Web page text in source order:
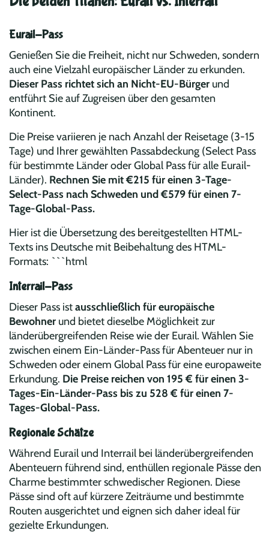
Eurail-Pass
Genießen Sie die Freiheit, nicht nur Schweden, sondern
auch eine Vielzahl europäischer Länder zu erkunden.
Dieser Pass richtet sich an Nicht-EU-Bürger und
entführt Sie auf Zugreisen über den gesamten
Kontinent.
Die Preise variieren je nach Anzahl der Reisetage (3-15
Tage) und Ihrer gewählten Passabdeckung (Select Pass
für bestimmte Länder oder Global Pass für alle Eurail-
Länder). Rechnen Sie mit €215 für einen 3-Tage-
Select-Pass nach Schweden und €579 für einen 7-
Tage-Global-Pass.
Hier ist die Übersetzung des bereitgestellten HTML-
Texts ins Deutsche mit Beibehaltung des HTML-
Formats: ```html
Interrail-Pass
Dieser Pass istausschließlich für europäische
Bewohner und bietet dieselbe Möglichkeit zur
länderübergreifenden Reise wie der Eurail. Wählen Sie
zwischen einem Ein-Länder-Pass für Abenteuer nur in
Schweden oder einem Global Pass für eine europaweite
Erkundung. Die Preise reichen von 195 € für einen 3-
Tages-Ein-Länder-Pass bis zu 528 € für einen 7-
Tages-Global-Pass.
Regionale Schätze
Während Eurail und Interrail bei länderübergreifenden
Abenteuern führend sind, enthüllen regionale Pässe den
Charme bestimmter schwedischer Regionen. Diese
Pässe sind oft auf kürzere Zeiträume und bestimmte
Routen ausgerichtet und eignen sich daher ideal für
gezielte Erkundungen.